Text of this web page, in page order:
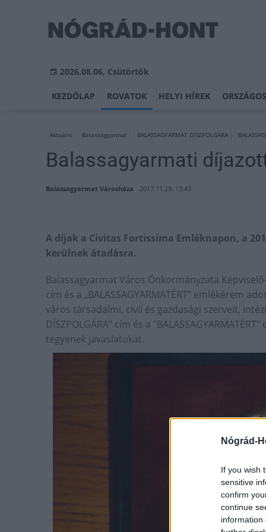
Nógrád-
If you wish
sensitive
confirm
continue
information
2026.08.06, Csütörtök
KEZDŐLAP ROVATOK HELYI HÍREK
Aktuális Balassagyarmat BALASSAGYARMAT DÍSZPOLGÁRA
Balassagyarmati
Balassagyarmat Városháza 2017.11.29. 13:43
A díjak a Civitas Fortissima Emléknapon, a
kerülnek átadásra.
Balassagyarmat Város Önkormányzata Képviselő-
cím és a „BALASSAGYARMATÉRT” emlékérem
város társadalmi, civil és gazdasági szerveit,
DÍSZPOLGÁRA” cím és a
tegyenek javaslatokat.